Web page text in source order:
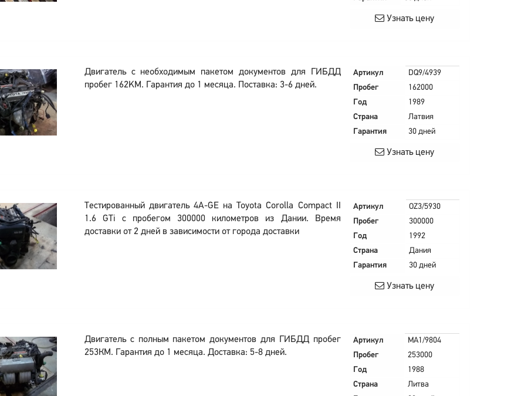
Узнать цену
Двигатель с необходимым пакетом документов для ГИБДД
пробег 162KM. Гарантия до 1 месяца. Поставка: 3-6 дней.
Артикул
DQ9/4939
Пробег
162000
Год
1989
Страна
Латвия
Гарантия
30 дней
Узнать цену
Тестированный двигатель 4A-GE на Toyota Corolla Compact II
1.6 GTi с пробегом 300000 километров из Дании. Время
доставки от 2 дней в зависимости от города доставки
Артикул
OZ3/5930
Пробег
300000
Год
1992
Страна
Дания
Гарантия
30 дней
Узнать цену
Двигатель с полным пакетом документов для ГИБДД пробег
253КМ. Гарантия до 1 месяца. Доставка: 5-8 дней.
Артикул
MA1/9804
Пробег
253000
Год
1988
Страна
Литва